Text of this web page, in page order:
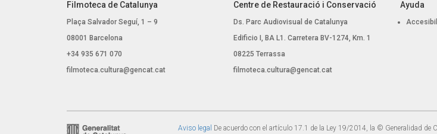
Filmoteca de Catalunya
Plaça Salvador Seguí, 1 – 9
08001 Barcelona
+34 935 671 070
filmoteca.cultura@gencat.cat
Centre de Restauració i Conservació
Ds. Parc Audiovisual de Catalunya
Edificio I, BA L1. Carretera BV-1274, Km. 1
08225 Terrassa
filmoteca.cultura@gencat.cat
Ayuda
Aviso legal De acuerdo con el artículo 17.1 de la Ley 19/2014, la © Generalidad